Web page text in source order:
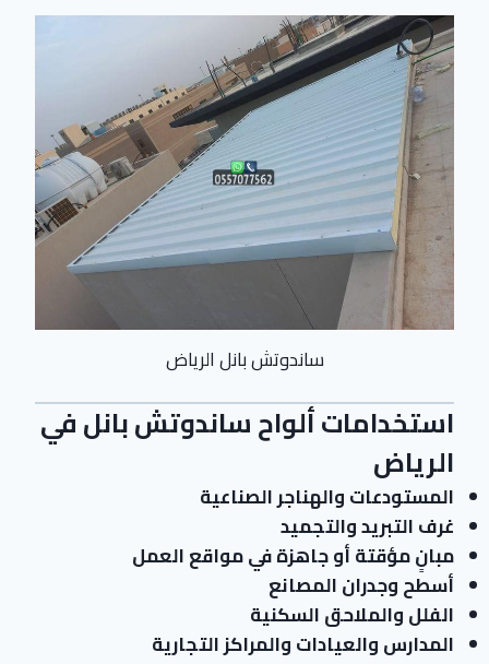
ساندوتش بانل الرياض
استخدامات ألواح ساندوتش بانل في
الرياض
المستودعات والهناجر الصناعية
غرف التبريد والتجميد
مبانٍ مؤقتة أو جاهزة في مواقع العمل
أسطح وجدران المصانع
الفلل والملاحق السكنية
المدارس والعيادات والمراكز التجارية